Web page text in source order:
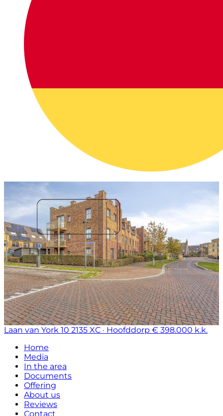
Laan van York 10 2135 XC · Hoofddorp € 398.000 k.k.
Home
Media
In the area
Documents
Offering
About us
Reviews
Contact